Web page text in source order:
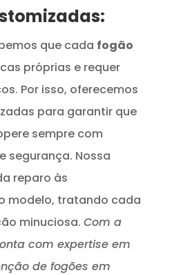
que cada fogão
próprias e requer
Por isso, oferecemos
para garantir que
sempre com
segurança. Nossa
reparo às
modelo, tratando cada
minuciosa. Com a
com expertise em
de fogões em